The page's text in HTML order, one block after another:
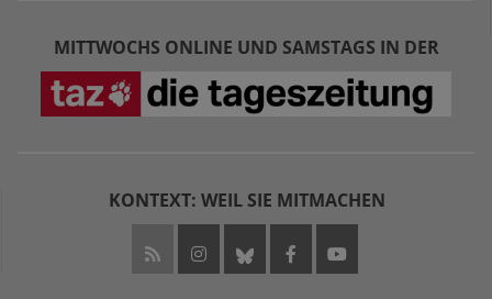
MITTWOCHS ONLINE UND SAMSTAGS IN DER
KONTEXT: WEIL SIE MITMACHEN